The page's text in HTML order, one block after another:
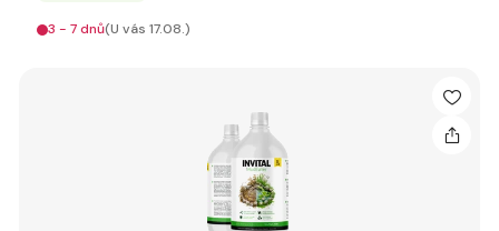
3 - 7 dnů(U vás 17.08.)